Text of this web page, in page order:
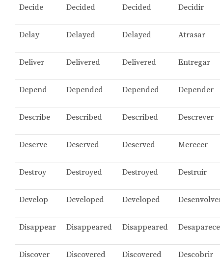
Decide Decided Decided Decidir
Delay Delayed Delayed Atrasar
Deliver Delivered Delivered Entregar
Depend Depended Depended Depender
Describe Described Described Descrever
Deserve Deserved Deserved Merecer
Destroy Destroyed Destroyed Destruir
Develop Developed Developed
Disappear Disappeared Disappeared
Discover Discovered Discovered Descobrir